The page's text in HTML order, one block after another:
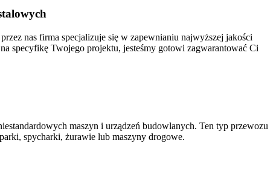
nas firma specjalizuje się w zapewnianiu najwyższej jakości
specyfikę Twojego projektu, jesteśmy gotowi zagwarantować Ci
maszyn i urządzeń budowlanych. Ten typ przewozu
spycharki, żurawie lub maszyny drogowe.